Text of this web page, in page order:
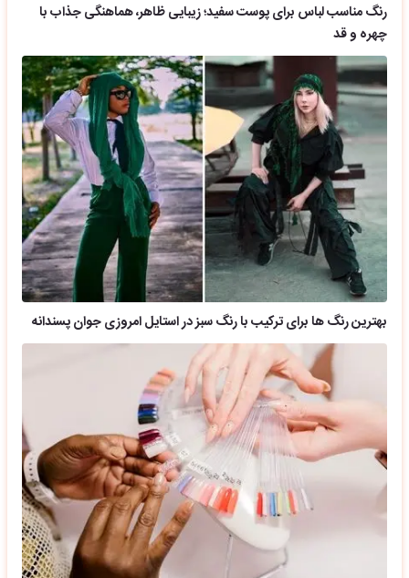
رنگ مناسب لباس برای پوست سفید؛ زیبایی ظاهر، هماهنگی جذاب با
چهره و قد
بهترین رنگ ها برای ترکیب با رنگ سبز در استایل امروزی جوان پسندانه